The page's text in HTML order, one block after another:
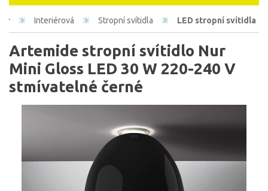
Interiérová Stropní svítidla LED stropní svítidla
Artemide stropní svítidlo Nur
Mini Gloss LED 30 W 220-240 V
stmívatelné černé